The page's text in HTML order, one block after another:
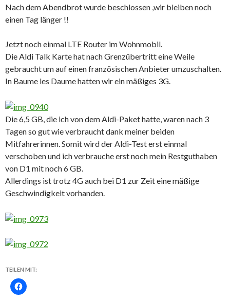
Nach dem Abendbrot wurde beschlossen ,wir bleiben noch
einen Tag länger !!
Jetzt noch einmal LTE Router im Wohnmobil.
Die Aldi Talk Karte hat nach Grenzübertritt eine Weile
gebraucht um auf einen französischen Anbieter umzuschalten.
In Baume les Daume hatten wir ein mäßiges 3G.
Die 6,5 GB, die ich von dem Aldi-Paket hatte, waren nach 3
Tagen so gut wie verbraucht dank meiner beiden
Mitfahrerinnen. Somit wird der Aldi-Test erst einmal
verschoben und ich verbrauche erst noch mein Restguthaben
von D1 mit noch 6 GB.
Allerdings ist trotz 4G auch bei D1 zur Zeit eine mäßige
Geschwindigkeit vorhanden.
TEILEN MIT: